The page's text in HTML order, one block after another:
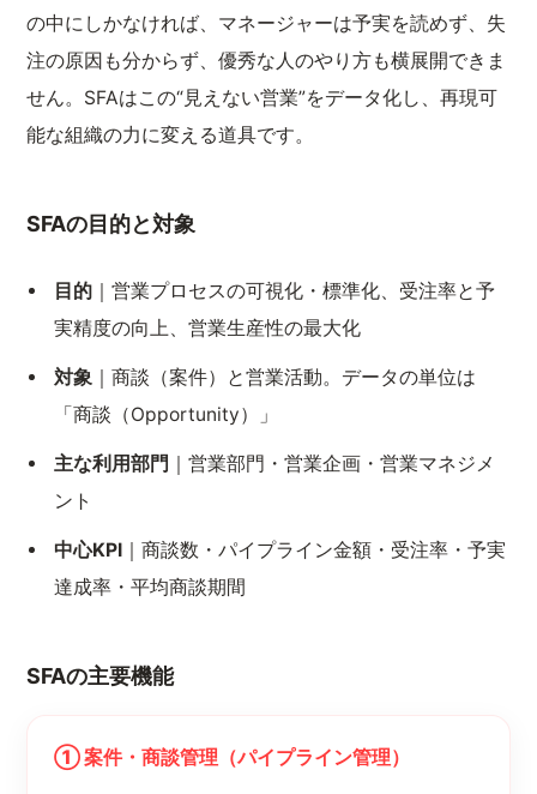
の中にしかなければ、マネージャーは予実を読めず、失
注の原因も分からず、優秀な人のやり方も横展開できま
せん。SFAはこの“見えない営業”をデータ化し、再現可
能な組織の力に変える道具です。
SFAの目的と対象
目的 ｜営業プロセスの可視化・標準化、受注率と予
実精度の向上、営業生産性の最大化
対象 ｜商談（案件）と営業活動。データの単位は
「商談（Opportunity）」
主な利用部門 ｜営業部門・営業企画・営業マネジメ
ント
中心KPI ｜商談数・パイプライン金額・受注率・予実
達成率・平均商談期間
SFAの主要機能
① 案件・商談管理（パイプライン管理）